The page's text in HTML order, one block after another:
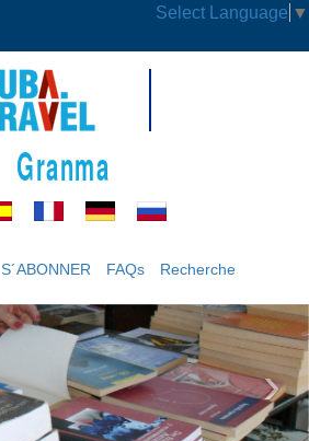
Select Language ▼
Granma
S´ABONNER FAQs Recherche
›